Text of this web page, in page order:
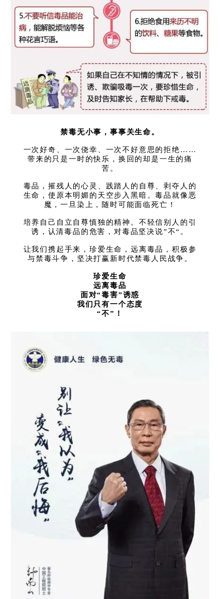
禁毒无小事，事事关生命。
一次好奇、一次侥幸、一次不好意思的拒绝……
带来的只是一时的快乐，换回的却是一生的痛
苦。
毒品，摧残人的心灵、践踏人的自尊、剥夺人的
生命，使原本明媚的天空步入黑暗。毒品就像恶
魔，一旦染上，随时可能面临死亡！
培养自己自立自尊慎独的精神。不轻信别人的引
诱，认清毒品的危害，对毒品坚决说”不“。
让我们携起手来，珍爱生命，远离毒品，积极参
与禁毒斗争，坚决打赢新时代禁毒人民战争。
珍爱生命
远离毒品
面对“毒害”诱惑
我们只有一个态度
“不”！